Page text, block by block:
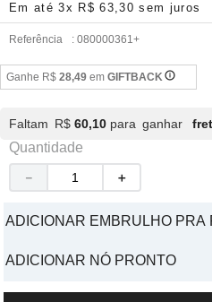
Em até3x R$ 63,30 sem juros
Referência : 080000361+
Ganhe R$ 28,49 em GIFTBACK
Faltam R$ 60,10 para ganhar
Quantidade
＋
－
ADICIONAR EMBRULHO PRA
ADICIONAR NÓ PRONTO